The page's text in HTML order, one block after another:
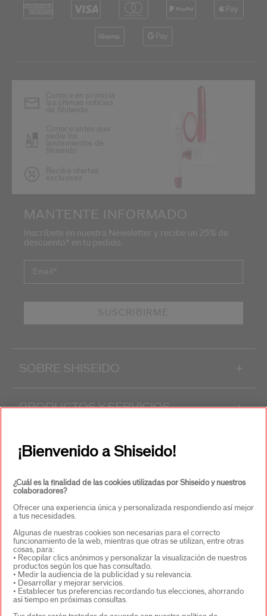
MANTENTE INFORMADO
Inscríbete en nuestra Newsletter y recibe un 25% de
descuento* en tu pedido.
*
Email
SUSCRIBIRME
SOBRE SHISEIDO +
PRODUCTOS Y SERVICIOS +
CONTACTO
SELECCIONA PAÍS/REGIÓN
EU Persona responsable de los productos
¡Bienvenido a Shiseido!
¿Cuál es la finalidad de las cookies utilizadas por Shiseido y nuestros
colaboradores?
Ofrecer una experiencia única y personalizada respondiendo así mejor
a tus necesidades.
Algunas de nuestras cookies son necesarias para el correcto
funcionamiento de la web, mientras que otras se utilizan, entre otras
cosas, para:
• Recopilar clics anónimos y personalizar la visualización de nuestros
productos según los que has consultado.
• Medir la audiencia de la publicidad y su relevancia.
• Desarrollar y mejorar servicios.
• Establecer tus preferencias recordando tus elecciones, ahorrando
así tiempo en próximas consultas.